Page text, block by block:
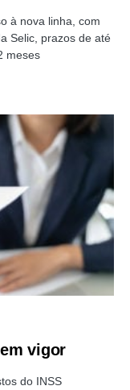
à nova linha, com
Selic, prazos de até
meses
vigor
do INSS